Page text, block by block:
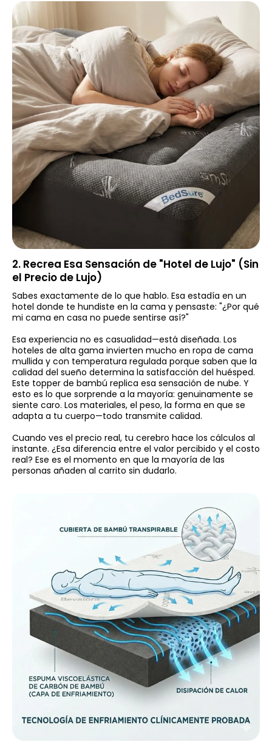
2. Recrea Esa Sensación de "Hotel de Lujo" (Sin
el Precio de Lujo)
Sabes exactamente de lo que hablo. Esa estadía en un
hotel donde te hundiste en la cama y pensaste: "¿Por qué
mi cama en casa no puede sentirse así?"
Esa experiencia no es casualidad—está diseñada. Los
hoteles de alta gama invierten mucho en ropa de cama
mullida y con temperatura regulada porque saben que la
calidad del sueño determina la satisfacción del huésped.
Este topper de bambú replica esa sensación de nube. Y
esto es lo que sorprende a la mayoría: genuinamente se
siente caro. Los materiales, el peso, la forma en que se
adapta a tu cuerpo—todo transmite calidad.
Cuando ves el precio real, tu cerebro hace los cálculos al
instante. ¿Esa diferencia entre el valor percibido y el costo
real? Ese es el momento en que la mayoría de las
personas añaden al carrito sin dudarlo.